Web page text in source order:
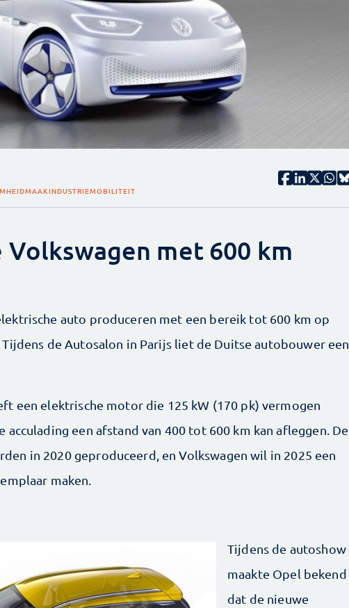
MAAKINDUSTRIEMOBILITEIT
met 600 km
auto produceren met een bereik tot 600 km op
Tijdens de Autosalon in Parijs liet de Duitse autobouwer een
een elektrische motor die 125 kW (170 pk) vermogen
acculading een afstand van 400 tot 600 km kan afleggen. De
in 2020 geproduceerd, en Volkswagen wil in 2025 een
maken.
Tijdens de autoshow
maakte Opel bekend
dat de nieuwe